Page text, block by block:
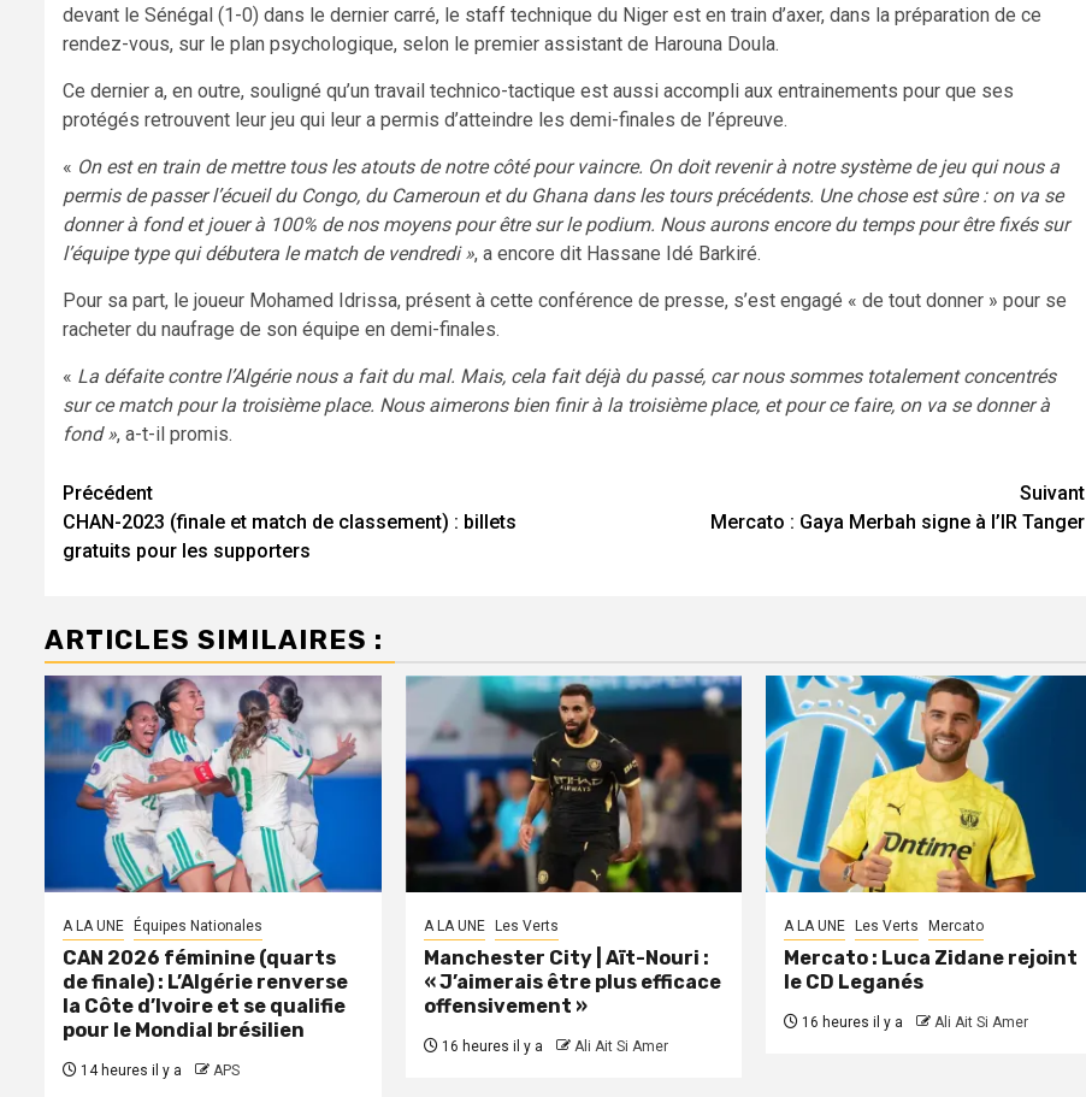
devant le Sénégal (1-0) dans le dernier carré, le staff technique du Niger est en train d’axer, dans la préparation de ce
rendez-vous, sur le plan psychologique, selon le premier assistant de Harouna Doula.
Ce dernier a, en outre, souligné qu’un travail technico-tactique est aussi accompli aux entrainements pour que ses
protégés retrouvent leur jeu qui leur a permis d’atteindre les demi-finales de l’épreuve.
« On est en train de mettre tous les atouts de notre côté pour vaincre. On doit revenir à notre système de jeu qui nous a
permis de passer l’écueil du Congo, du Cameroun et du Ghana dans les tours précédents. Une chose est sûre : on va se
donner à fond et jouer à 100% de nos moyens pour être sur le podium. Nous aurons encore du temps pour être fixés sur
l’équipe type qui débutera le match de vendredi », a encore dit Hassane Idé Barkiré.
Pour sa part, le joueur Mohamed Idrissa, présent à cette conférence de presse, s’est engagé « de tout donner » pour se
racheter du naufrage de son équipe en demi-finales.
« La défaite contre l’Algérie nous a fait du mal. Mais, cela fait déjà du passé, car nous sommes totalement concentrés
sur ce match pour la troisième place. Nous aimerons bien finir à la troisième place, et pour ce faire, on va se donner à
fond », a-t-il promis.
Navigation
d’article
Précédent
CHAN-2023 (finale et match de classement) : billets
gratuits pour les supporters
Suivant
Mercato : Gaya Merbah signe à l’IR Tanger
ARTICLES SIMILAIRES :
A LA UNE Équipes Nationales
CAN 2026 féminine (quarts
de finale) : L’Algérie renverse
la Côte d’Ivoire et se qualifie
pour le Mondial brésilien
14 heures il y a APS
A LA UNE Les Verts
Manchester City | Aït-Nouri :
« J’aimerais être plus efficace
offensivement »
16 heures il y a Ali Ait Si Amer
A LA UNE Les Verts Mercato
Mercato : Luca Zidane rejoint
le CD Leganés
16 heures il y a Ali Ait Si Amer